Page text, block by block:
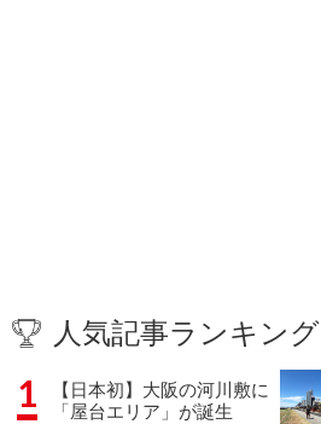
人気記事ランキング
1
【日本初】大阪の河川敷に
「屋台エリア」が誕生